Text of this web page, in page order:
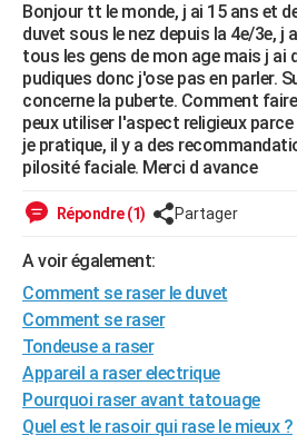
Essais
Réserver un essai
Citadines
Berlines
SUV
Forum auto
+HIGH-TECH
Mobiles
Meilleur smartphone
Internet
Ordinateurs
Jeux vidéo
Guide high-tech
+BRICOLAGE
Forum
Aménagement intérieur
Extérieur
Cuisine
Salle de bains
Jardinage
Rangement
WEEK-END
Guides de France
Escapades
Patrimoine
Expositions
Musées
Week-end nature
+LIFESTYLE
Art de vivre
Bien-être
Loisirs
Mode
Modes de vie
SANTE
VOYAGE
Destinations
City break
Voyage nature
Voyage de noces
Forum
Climat
+PHOTO
GUIDES D'ACHAT
BONS PLANS
CARTE DE VOEUX
Bonjour tt le monde, j ai 15 ans et
duvet sous le nez depuis la 4e/3e, j
tous les gens de mon age mais j ai
pudiques donc j'ose pas en parler.
concerne la puberte. Comment
peux utiliser l'aspect religieux
je pratique, il y a des
pilosité faciale. Merci d avance
Répondre (1) Partager
A voir également:
Comment se raser le duvet
Comment se raser
Tondeuse a raser
Appareil a raser electrique
Pourquoi raser avant tatouage
Quel est le rasoir qui rase le mieux ?